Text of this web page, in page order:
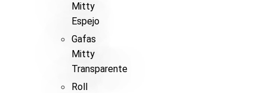
Mitty
Espejo
Gafas
Mitty
Transparente
Roll